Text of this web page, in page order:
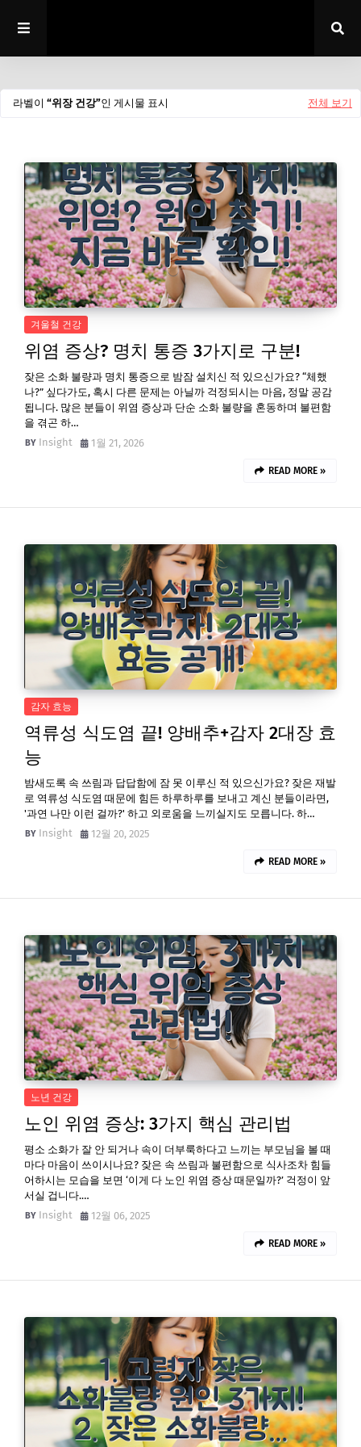
라벨이 위장 건강 인 게시물 표시 전체 보기
겨울철 건강
위염 증상? 명치 통증 3가지로 구분!
잦은 소화 불량과 명치 통증으로 밤잠 설치신 적 있으신가요? “체했
나?” 싶다가도, 혹시 다른 문제는 아닐까 걱정되시는 마음, 정말 공감
됩니다. 많은 분들이 위염 증상과 단순 소화 불량을 혼동하며 불편함
을 겪곤 하…
Insight
1월 21, 2026
READ MORE »
감자 효능
역류성 식도염 끝! 양배추+감자 2대장 효
능
밤새도록 속 쓰림과 답답함에 잠 못 이루신 적 있으신가요? 잦은 재발
로 역류성 식도염 때문에 힘든 하루하루를 보내고 계신 분들이라면,
'과연 나만 이런 걸까?' 하고 외로움을 느끼실지도 모릅니다. 하…
Insight
12월 20, 2025
READ MORE »
노년 건강
노인 위염 증상: 3가지 핵심 관리법
평소 소화가 잘 안 되거나 속이 더부룩하다고 느끼는 부모님을 볼 때
마다 마음이 쓰이시나요? 잦은 속 쓰림과 불편함으로 식사조차 힘들
어하시는 모습을 보면 ‘이게 다 노인 위염 증상 때문일까?’ 걱정이 앞
서실 겁니다.…
Insight
12월 06, 2025
READ MORE »